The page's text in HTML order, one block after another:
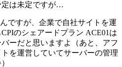
定は未定ですが…
ですが、企業で自社サイトを運
のシェアードプラン ACE01は
ーだと思いますよ（あと、アフ
を運営していてサーバーの管理